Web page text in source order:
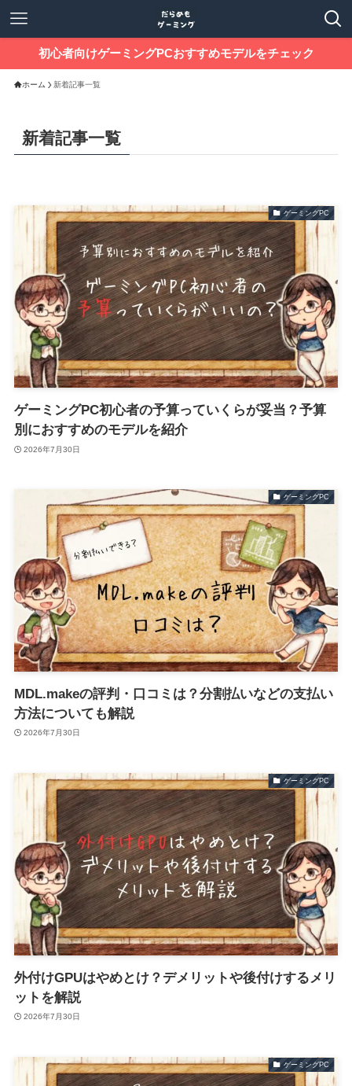
初心者向けゲーミングPCおすすめモデルをチェック
ホーム 新着記事一覧
新着記事一覧
ゲーミングPC
ゲーミングPC初心者の予算っていくらが妥当？予算
別におすすめのモデルを紹介
2026年7月30日
ゲーミングPC
MDL.makeの評判・口コミは？分割払いなどの支払い
方法についても解説
2026年7月30日
ゲーミングPC
外付けGPUはやめとけ？デメリットや後付けするメリ
ットを解説
2026年7月30日
ゲーミングPC